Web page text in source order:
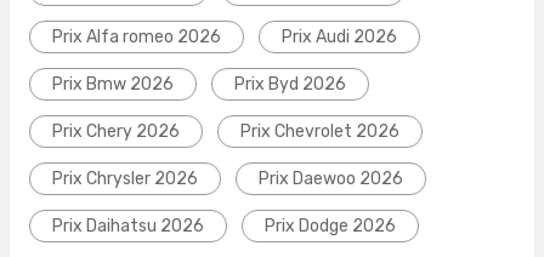
Prix Alfa romeo 2026 Prix Audi 2026
Prix Bmw 2026 Prix Byd 2026
Prix Chery 2026 Prix Chevrolet 2026
Prix Chrysler 2026 Prix Daewoo 2026
Prix Daihatsu 2026 Prix Dodge 2026